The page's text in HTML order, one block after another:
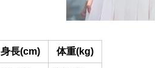
身長(cm) 体重(kg)